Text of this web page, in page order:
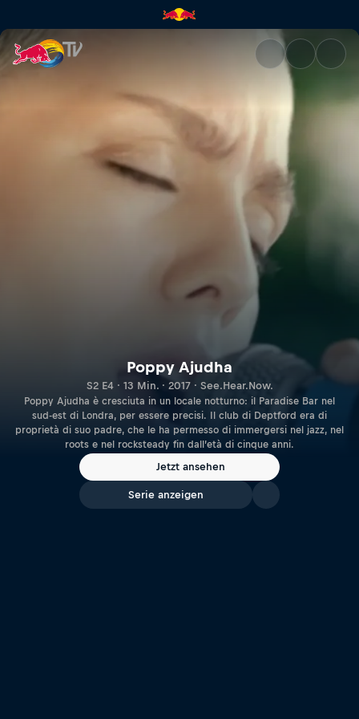
Poppy Ajudha
S2 E4 · 13 Min. · 2017 · See.Hear.Now.
Poppy Ajudha è cresciuta in un locale notturno: il Paradise Bar nel
sud-est di Londra, per essere precisi. Il club di Deptford era di
proprietà di suo padre, che le ha permesso di immergersi nel jazz, nel
roots e nel rocksteady fin dall’età di cinque anni.
Jetzt ansehen
Serie anzeigen